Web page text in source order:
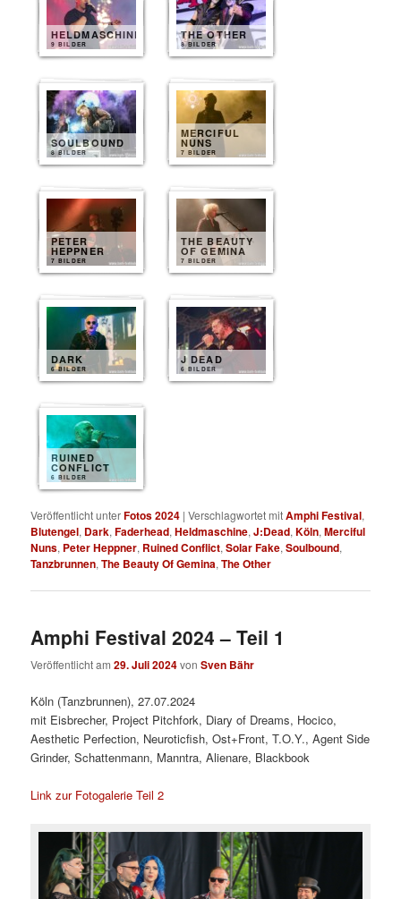
HELDMASCHINE
9 BILDER
THE OTHER
8 BILDER
SOULBOUND
8 BILDER
MERCIFUL
NUNS
7 BILDER
PETER
HEPPNER
7 BILDER
THE BEAUTY
OF GEMINA
7 BILDER
DARK
6 BILDER
J DEAD
6 BILDER
RUINED
CONFLICT
6 BILDER
Veröffentlicht unterFotos 2024 |Verschlagwortet mitAmphi Festival,
Blutengel, Dark,Faderhead,Heldmaschine,J:Dead,Köln,Merciful
Nuns, Peter Heppner, Ruined Conflict,Solar Fake,Soulbound,
Tanzbrunnen,The Beauty Of Gemina,The Other
Amphi Festival 2024 – Teil 1
Veröffentlicht am29. Juli 2024vonSven Bähr
Köln (Tanzbrunnen), 27.07.2024
mit Eisbrecher, Project Pitchfork, Diary of Dreams, Hocico,
Aesthetic Perfection, Neuroticfish, Ost+Front, T.O.Y., Agent Side
Grinder, Schattenmann, Manntra, Alienare, Blackbook
Link zur Fotogalerie Teil 2